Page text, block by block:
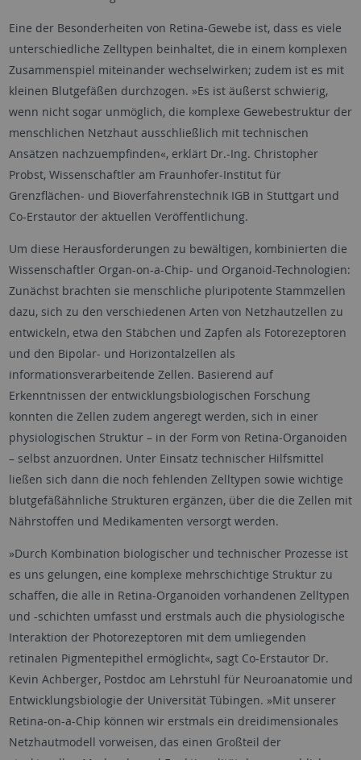
Eine der Besonderheiten von Retina-Gewebe ist, dass es viele
unterschiedliche Zelltypen beinhaltet, die in einem komplexen
Zusammenspiel miteinander wechselwirken; zudem ist es mit
kleinen Blutgefäßen durchzogen. »Es ist äußerst schwierig,
wenn nicht sogar unmöglich, die komplexe Gewebestruktur der
menschlichen Netzhaut ausschließlich mit technischen
Ansätzen nachzuempfinden«, erklärt Dr.-Ing. Christopher
Probst, Wissenschaftler am Fraunhofer-Institut für
Grenzflächen- und Bioverfahrenstechnik IGB in Stuttgart und
Co-Erstautor der aktuellen Veröffentlichung.
Um diese Herausforderungen zu bewältigen, kombinierten die
Wissenschaftler Organ-on-a-Chip- und Organoid-Technologien:
Zunächst brachten sie menschliche pluripotente Stammzellen
dazu, sich zu den verschiedenen Arten von Netzhautzellen zu
entwickeln, etwa den Stäbchen und Zapfen als Fotorezeptoren
und den Bipolar- und Horizontalzellen als
informationsverarbeitende Zellen. Basierend auf
Erkenntnissen der entwicklungsbiologischen Forschung
konnten die Zellen zudem angeregt werden, sich in einer
physiologischen Struktur – in der Form von Retina-Organoiden
– selbst anzuordnen. Unter Einsatz technischer Hilfsmittel
ließen sich dann die noch fehlenden Zelltypen sowie wichtige
blutgefäßähnliche Strukturen ergänzen, über die die Zellen mit
Nährstoffen und Medikamenten versorgt werden.
»Durch Kombination biologischer und technischer Prozesse ist
es uns gelungen, eine komplexe mehrschichtige Struktur zu
schaffen, die alle in Retina-Organoiden vorhandenen Zelltypen
und -schichten umfasst und erstmals auch die physiologische
Interaktion der Photorezeptoren mit dem umliegenden
retinalen Pigmentepithel ermöglicht«, sagt Co-Erstautor Dr.
Kevin Achberger, Postdoc am Lehrstuhl für Neuroanatomie und
Entwicklungsbiologie der Universität Tübingen. »Mit unserer
Retina-on-a-Chip können wir erstmals ein dreidimensionales
Netzhautmodell vorweisen, das einen Großteil der